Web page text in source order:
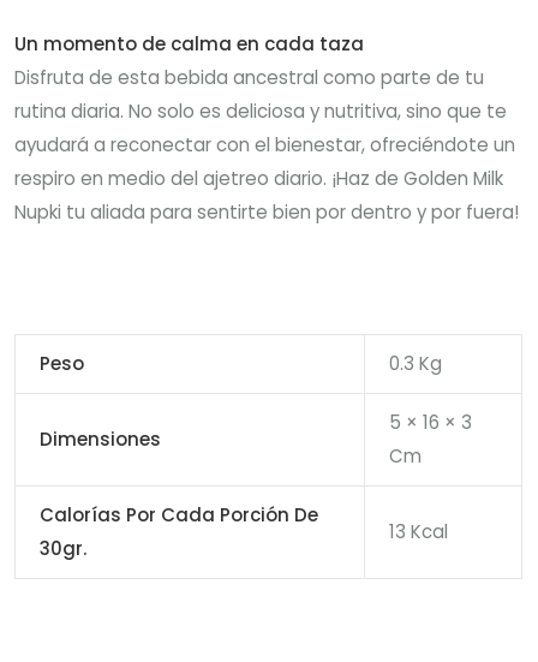
Un momento de calma en cada taza
Disfruta de esta bebida ancestral como parte de tu
rutina diaria. No solo es deliciosa y nutritiva, sino que te
ayudará a reconectar con el bienestar, ofreciéndote un
respiro en medio del ajetreo diario. ¡Haz de Golden Milk
Nupki tu aliada para sentirte bien por dentro y por fuera!
Peso 0.3 Kg
Dimensiones
5 × 16 × 3
Cm
Calorías Por Cada Porción De
30gr.
13 Kcal